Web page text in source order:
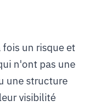
fois un risque et
n'ont pas une
une structure
visibilité